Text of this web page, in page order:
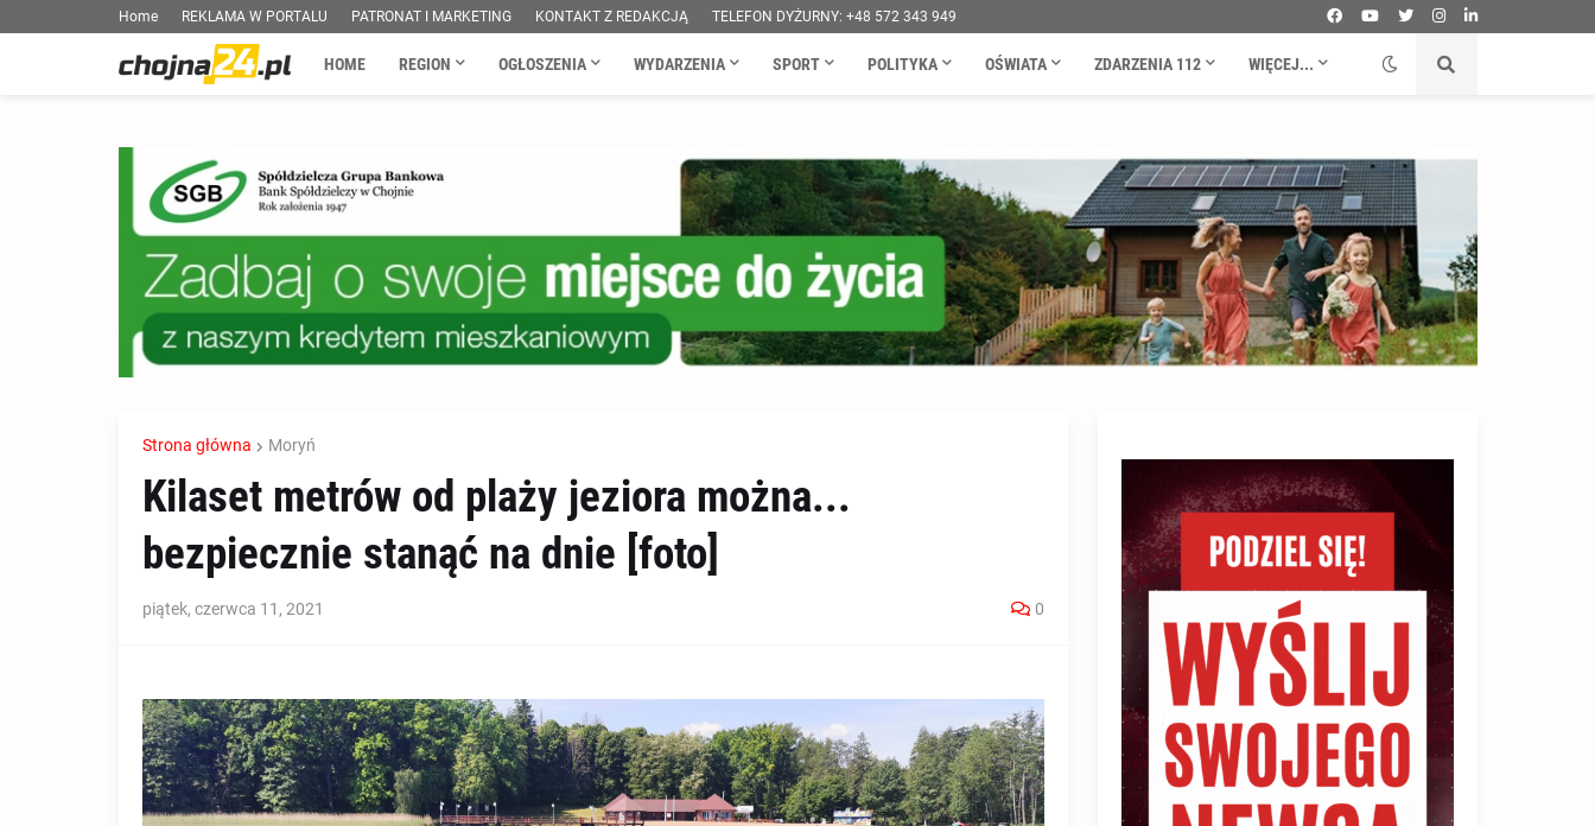
Home REKLAMA W PORTALU PATRONAT I MARKETING KONTAKT Z REDAKCJĄ TELEFON DYŻURNY: +48 572 343 949
HOME REGION OGŁOSZENIA WYDARZENIA SPORT POLITYKA OŚWIATA ZDARZENIA 112 WIĘCEJ...
Strona główna Moryń
Kilaset metrów od plaży jeziora można...
bezpiecznie stanąć na dnie [foto]
piątek, czerwca 11, 2021 0